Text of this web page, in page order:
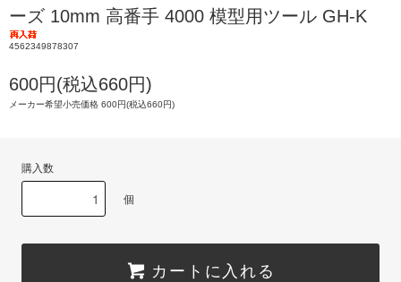
ーズ 10mm 高番手 4000 模型用ツール GH-K
4562349878307
600円(税込660円)
メーカー希望小売価格 600円(税込660円)
購入数
個
カートに入れる